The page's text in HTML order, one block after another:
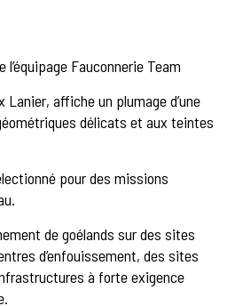
l’équipage Fauconnerie Team
Lanier, affiche un plumage d’une
délicats et aux teintes
pour des missions
de goélands sur des sites
d’enfouissement, des sites
à forte exigence